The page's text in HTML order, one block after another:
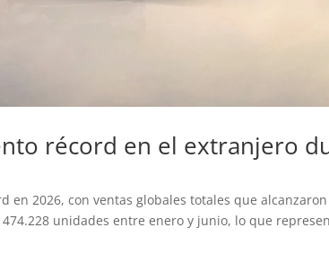
récord en el extranjero
2026, con ventas globales totales que alcanzaron
unidades entre enero y junio, lo que